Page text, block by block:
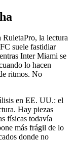
RuletaPro, la lectura
suele fastidiar
Inter Miami se
lo hacen
ritmos. No
en EE. UU.: el
Hay piezas
físicas todavía
más frágil de lo
donde no